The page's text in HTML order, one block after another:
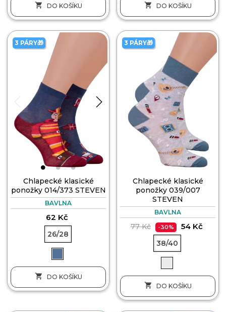
 DO KOŠÍKU  DO KOŠÍKU
3 PÁRY🎁
Chlapecké klasické
ponožky 014/373 STEVEN
BAVLNA
62 Kč
26/28
 DO KOŠÍKU
3 PÁRY🎁
Chlapecké klasické
ponožky 039/007
STEVEN
BAVLNA
77 Kč -30% 54 Kč
38/40
 DO KOŠÍKU